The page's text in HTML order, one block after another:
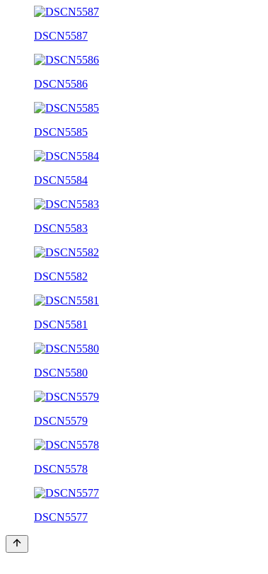
DSCN5587
DSCN5586
DSCN5585
DSCN5584
DSCN5583
DSCN5582
DSCN5581
DSCN5580
DSCN5579
DSCN5578
DSCN5577